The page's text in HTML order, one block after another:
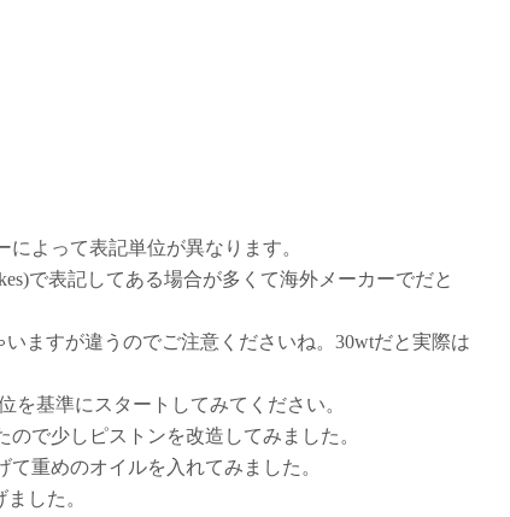
よって表記単位が異なります。
で表記してある場合が多くて海外メーカーでだと
ますが違うのでご注意くださいね。30wtだと実際は
を基準にスタートしてみてください。
ので少しピストンを改造してみました。
重めのオイルを入れてみました。
した。